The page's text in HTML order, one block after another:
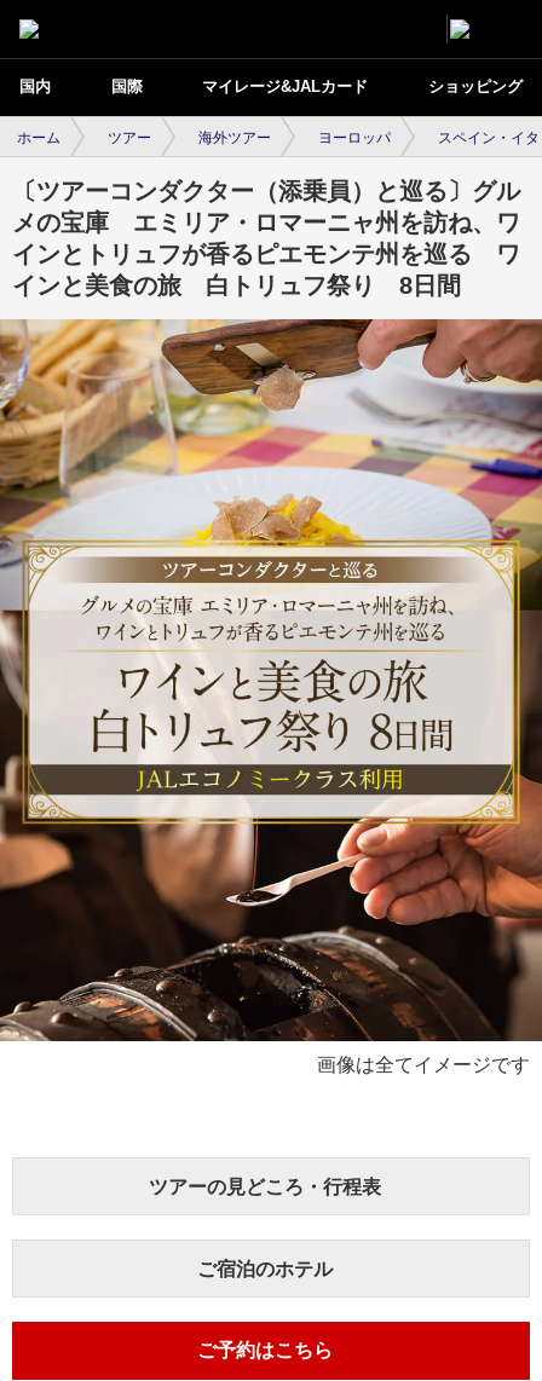
国内 国際 マイレージ&JALカード ショッピング
ホーム ツアー 海外ツアー ヨーロッパ スペイン・イ
〔ツアーコンダクター（添乗員）と巡る〕グル
メの宝庫 エミリア・ロマーニャ州を訪ね、ワ
インとトリュフが香るピエモンテ州を巡る ワ
インと美食の旅 白トリュフ祭り 8日間
画像は全てイメージです
ツアーの見どころ・行程表
ご宿泊のホテル
ご予約はこちら